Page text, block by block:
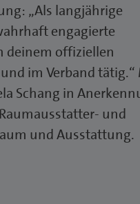
„Als langjährige
engagierte
deinem offiziellen
im Verband
Schang in
und
und Ausstattung.